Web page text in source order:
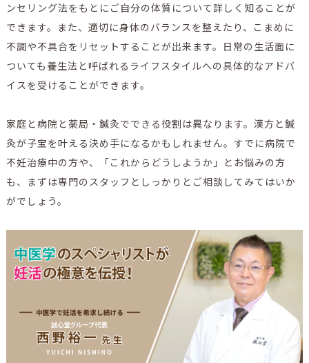
ンセリング法をもとにご自分の体質について詳しく知ることが
できます。また、適切に身体のバランスを整えたり、こまめに
不調や不具合をリセットすることが出来ます。日常の生活面に
ついても養生法と呼ばれるライフスタイルへの具体的なアドバ
イスを受けることができます。
家庭と病院と薬局・鍼灸でできる役割は異なります。漢方と鍼
灸が子宝を叶える決め手になるかもしれません。すでに病院で
不妊治療中の方や、「これからどうしようか」とお悩みの方
も、まずは専門のスタッフとしっかりとご相談してみてはいか
がでしょう。